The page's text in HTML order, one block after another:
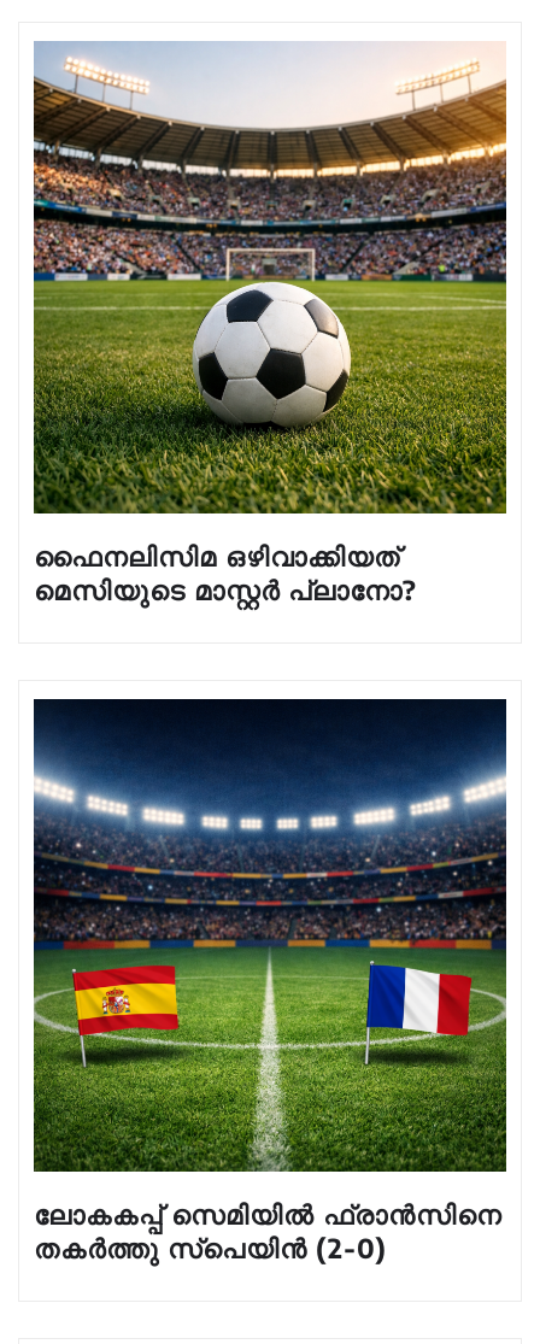
ഫൈനലിസിമ ഒഴിവാക്കിയത്
മെസിയുടെ മാസ്റ്റർ പ്ലാനോ?
ലോകകപ്പ് സെമിയിൽ ഫ്രാൻസിനെ
തകർത്തു സ്പെയിൻ (2-0)